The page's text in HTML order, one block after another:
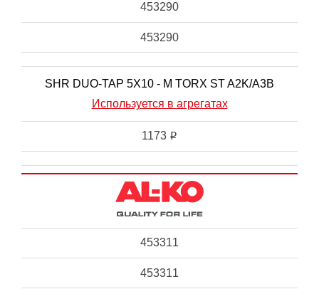
453290
453290
SHR DUO-TAP 5X10 - M TORX ST A2K/A3B
Используется в агрегатах
1173 i
453311
453311